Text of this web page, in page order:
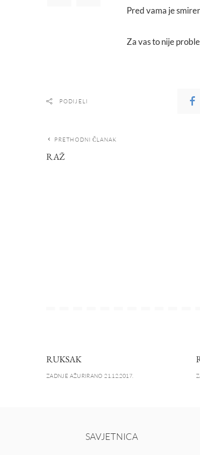
Pred vama je
Za vas to nije
PODIJELI
PRETHODNI ČLANAK
RAŽ
RUKSAK
ZADNJE AŽURIRANO 21.12.2017.
SAVJETNICA